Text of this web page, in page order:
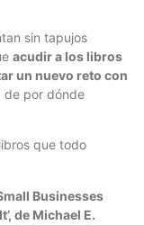
sin tapujos
acudir a los libros
un nuevo reto con
de por dónde
que todo
Businesses
de Michael E.